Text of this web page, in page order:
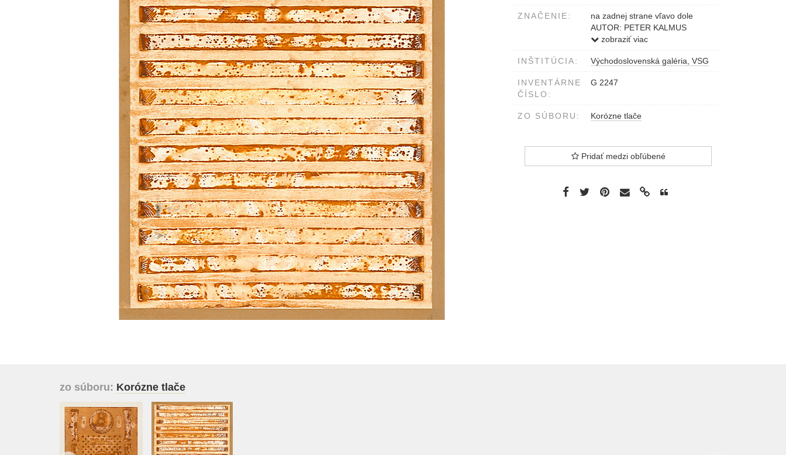
ZNAČENIE:
na zadnej strane vľavo dole
AUTOR: PETER KALMUS
NÁZOV: RODNÝ LIST
ROK: 2002 TECHNIKA:
zobraziť viac
INŠTITÚCIA: Východoslovenská galéria, VSG
INVENTÁRNE
ČÍSLO:
G 2247
ZO SÚBORU: Korózne tlače
Pridať medzi obľúbené
zo súboru: Korózne tlače